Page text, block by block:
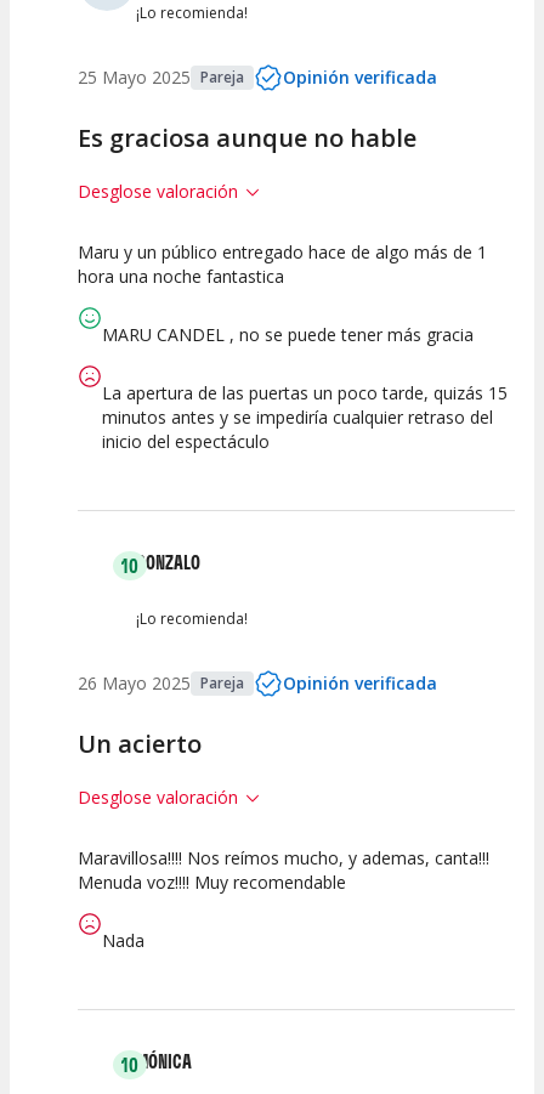
¡Lo recomienda!
25 Mayo 2025 Pareja Opinión verificada
Es graciosa aunque no hable
Desglose valoración
10
Espectáculo
10 10
artística
Maru y un público entregado hace de algo más de 1
hora una noche fantastica
MARU CANDEL , no se puede tener más gracia
La apertura de las puertas un poco tarde, quizás 15
minutos antes y se impediría cualquier retraso del
inicio del espectáculo
10GONZALO
¡Lo recomienda!
26 Mayo 2025 Pareja Opinión verificada
Un acierto
Desglose valoración
10
Espectáculo
10 10
Maravillosa!!!! Nos reímos mucho, y ademas, canta!!!
Menuda voz!!!! Muy recomendable
Nada
10MÓNICA